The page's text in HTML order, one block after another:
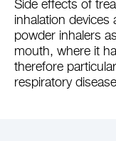
Side effects of
inhalation
powder inhalers
mouth, where it
therefore
respiratory